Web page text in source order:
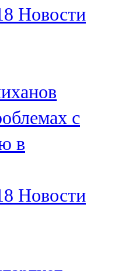
Новости
с
в
Новости